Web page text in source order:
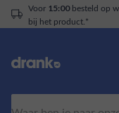
op werkdagen? Morgen